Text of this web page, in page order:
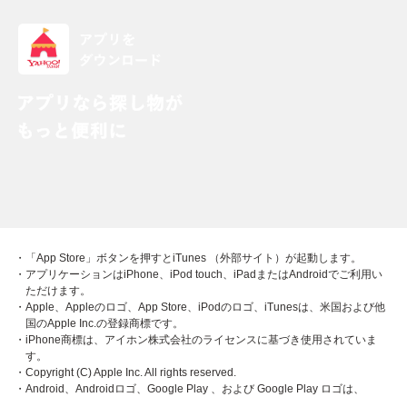
・「App Store」ボタンを押すとiTunes （外部サイト）が起動します。
・アプリケーションはiPhone、iPod touch、iPadまたはAndroidでご利用い
ただけます。
・Apple、Appleのロゴ、App Store、iPodのロゴ、iTunesは、米国および他
国のApple Inc.の登録商標です。
・iPhone商標は、アイホン株式会社のライセンスに基づき使用されていま
す。
・Copyright (C) Apple Inc. All rights reserved.
・Android、Androidロゴ、Google Play 、および Google Play ロゴは、